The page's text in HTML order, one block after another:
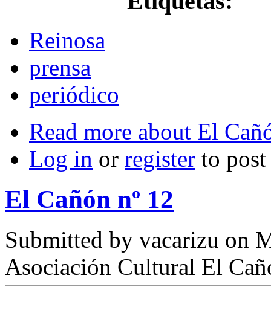
Reinosa
prensa
periódico
Read more about El
Log in or register to
El Cañón nº 12
Submitted by vacarizu on
Asociación Cultural El